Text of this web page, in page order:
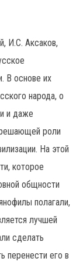
И.С. Аксаков,
В основе их
народа, о
и даже
решающей роли
На этой
которое
общности
полагали,
лучшей
сделать
перенести его в